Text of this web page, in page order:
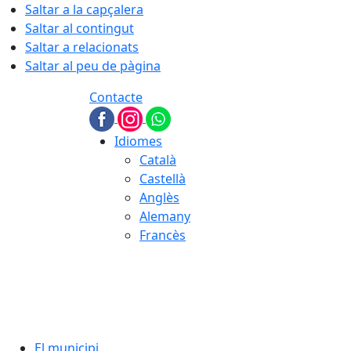
Saltar a la capçalera
Saltar al contingut
Saltar a relacionats
Saltar al peu de pàgina
Contacte
Idiomes
Català
Castellà
Anglès
Alemany
Francès